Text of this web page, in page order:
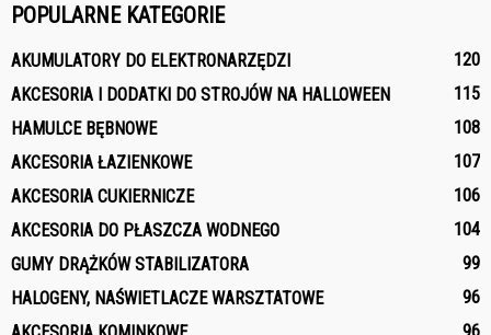
POPULARNE KATEGORIE
AKUMULATORY DO ELEKTRONARZĘDZI
120
AKCESORIA I DODATKI DO STROJÓW NA HALLOWEEN
115
HAMULCE BĘBNOWE
108
AKCESORIA ŁAZIENKOWE
107
AKCESORIA CUKIERNICZE
106
AKCESORIA DO PŁASZCZA WODNEGO
104
GUMY DRĄŻKÓW STABILIZATORA
99
HALOGENY, NAŚWIETLACZE WARSZTATOWE
96